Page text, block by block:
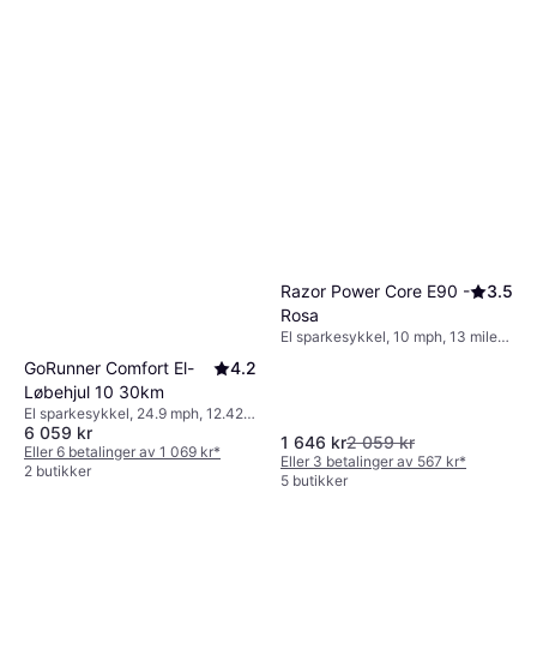
GoRunner Comfort El-
Løbehjul 10 30km
4.2
El sparkesykkel, 24.9 mph, 12.427
miles Rekkevidde
6 059 kr
Eller 6 betalinger av 1 069 kr*
2 butikker
Razor Power Core E90 -
Rosa
3.5
El sparkesykkel, 10 mph, 13 miles
1 646 kr2 059 kr
Eller 3 betalinger av 567 kr*
5 butikker